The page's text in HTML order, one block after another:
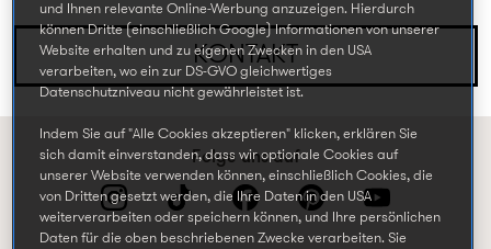
KONTAKT
Folge uns auf
und Ihnen relevante Online-Werbung anzuzeigen. Hierdurch
können Dritte (einschließlich Google) Informationen von unserer
Website erhalten und zu eigenen Zwecken in den USA
verarbeiten, wo ein zur DS-GVO gleichwertiges
Datenschutzniveau nicht gewährleistet ist.
Indem Sie auf "Alle Cookies akzeptieren" klicken, erklären Sie
sich damit einverstanden, dass wir optionale Cookies auf
unserer Website verwenden können, einschließlich Cookies, die
von Dritten gesetzt werden, die Ihre Daten in den USA
weiterverarbeiten oder speichern können, und Ihre persönlichen
Daten für die oben beschriebenen Zwecke verarbeiten. Sie